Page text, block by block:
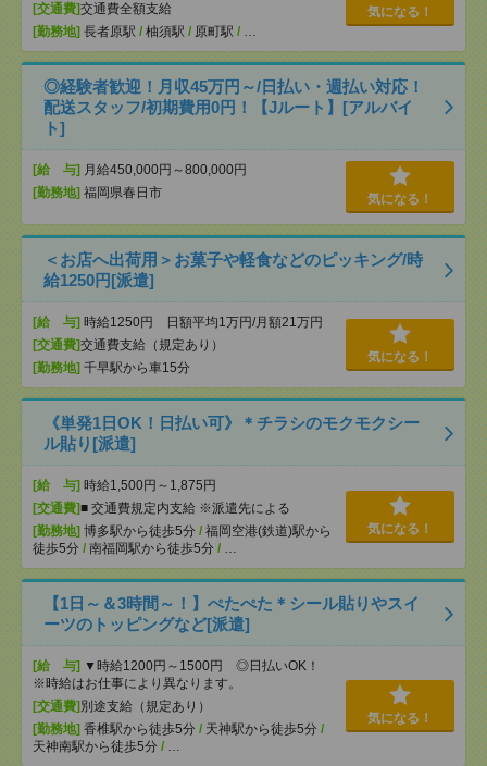
[交通費]交通費全額支給
[勤務地] 長者原駅 / 柚須駅 / 原町駅 / …
気になる！
◎経験者歓迎！月収45万円～/日払い・週払い対応！
配送スタッフ/初期費用0円！【Jルート】[アルバイ
ト]
[給 与] 月給450,000円～800,000円
[勤務地] 福岡県春日市 気になる！
＜お店へ出荷用＞お菓子や軽食などのピッキング/時
給1250円[派遣]
[給 与] 時給1250円 日額平均1万円/月額21万円
[交通費]交通費支給（規定あり）
[勤務地] 千早駅から車15分
気になる！
《単発1日OK！日払い可》＊チラシのモクモクシー
ル貼り[派遣]
[給 与] 時給1,500円～1,875円
[交通費]■ 交通費規定内支給 ※派遣先による
[勤務地] 博多駅から徒歩5分 / 福岡空港(鉄道)駅から
徒歩5分 / 南福岡駅から徒歩5分 / …
気になる！
【1日～＆3時間～！】ぺたぺた＊シール貼りやスイ
ーツのトッピングなど[派遣]
[給 与] ▼時給1200円～1500円 ◎日払いOK！
※時給はお仕事により異なります。
[交通費]別途支給（規定あり）
[勤務地] 香椎駅から徒歩5分 / 天神駅から徒歩5分 /
天神南駅から徒歩5分 / …
気になる！